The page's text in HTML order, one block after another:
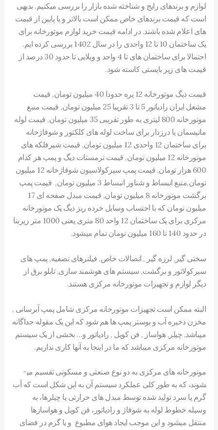
لوازم و برندهای رایج و شناخته شده بازار را بررسی میکنیم. بدیهی
است که قیمت برندهای خاص ممکن است بالاتر و یا پایین از قیمت
های اعلام شده باشند. در ادامه قیمت خرید لوازم موتورخانه برای
یک ساختمان 10 تا 12 واحدی را در سال 1402 بررسی کرده ایم.
احتمالا برای ساختمان های تا 4 واحد و ویلایی تا حدود 30 درصد از
قیمت های زیر بایستی کاسته شود.
قیمت دیگ موتورخانه 12 پره حدودا 40 میلیون تومان, قیمت
مشعل ایران رادیاتور 5 تا 3 تقریبا 25 میلیون تومان, قیمت منبع
موتورخانه 800 لیتری به طور تقریبی 35 میلیون تومان, قیمت لوله
مانیسمان یا درزدار برای ساخت لوله های کلکتور و شوفاژخانه
برای ساختمان 12 واحدی 12 میلیون تومان, قیمت شیرفلکه های
موتورخانه 12 میلیون تومان, قیمت ترمستات دیگ و پمپ هر کدام
600 هزار تومان, قیمت پمپ سیرکولاسیون شوفاژخانه 12 میلیون
تومان,منبع انبساط و شناور انبساط 3 میلیون تومان, قیمت پمپ
برگشت موتورخانه 8 میلیون تومان, قیمت مبدل صفحه ای 17
میلیون تومان که با احتساب وسایل خرده ریز دیگ یک موتورخانه
مرکزی برای یک ساختمان 12 واحد 80 متری یعنی 1000 متر زیربنا
در حدود 140 تا 160 میلیون تومان تمام میشود.
سختی گیر, لرزه گیر , اتصالات خاص, فیلترهای تصفیه, پمپ های
سیرکولاتور و برگشت, سیستم های هوشمند سازی, تابلو برق از
دیگر لوازم و تجهیزات موتورخانه مرکزی هستند.
البته ممکن است تجهیزات موتورخانه مرکزی شامل پمپ آبرسانی ,
مخزن ذخیره آب و بوستر پمپ ها هم شود که این یک مقوله جداگانه
میباشد. چیلر, هواساز , فن کویل , رادیاتور و… بخشی از یک سیستم
موتورخانه مرکزی میباشد که ما در اینجا به آنها کاری نداریم.
موتورخانه ­های مرکزی به دو نوع صنعتی و مسکونی تقسیم می­
شوند، که به طور کلی عملکرد سیستم آن به این شکل است که آب
گرم یا سرد تولید شده توسط مبدل ­های حرارتی یا چیلرها، به
وسیله­ خطوط لوله­ به شوفاژ و رادیاتور، فن کویل و هواسازها
منتقل می­شود و این موجب ایجاد هوای مطبوع و یا گرم در فضای